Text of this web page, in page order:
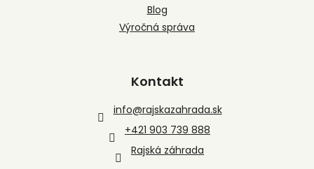
Blog
Výročná správa
Kontakt
info@rajskazahrada.sk
+421 903 739 888
Rajská záhrada